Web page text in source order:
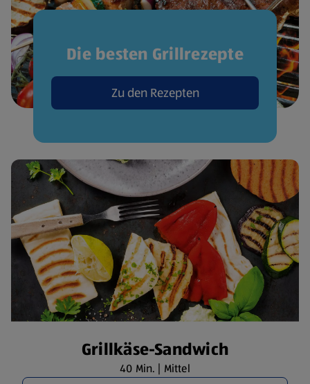
Die besten Grillrezepte
Zu den Rezepten
Grillkäse-Sandwich
40 Min. | Mittel